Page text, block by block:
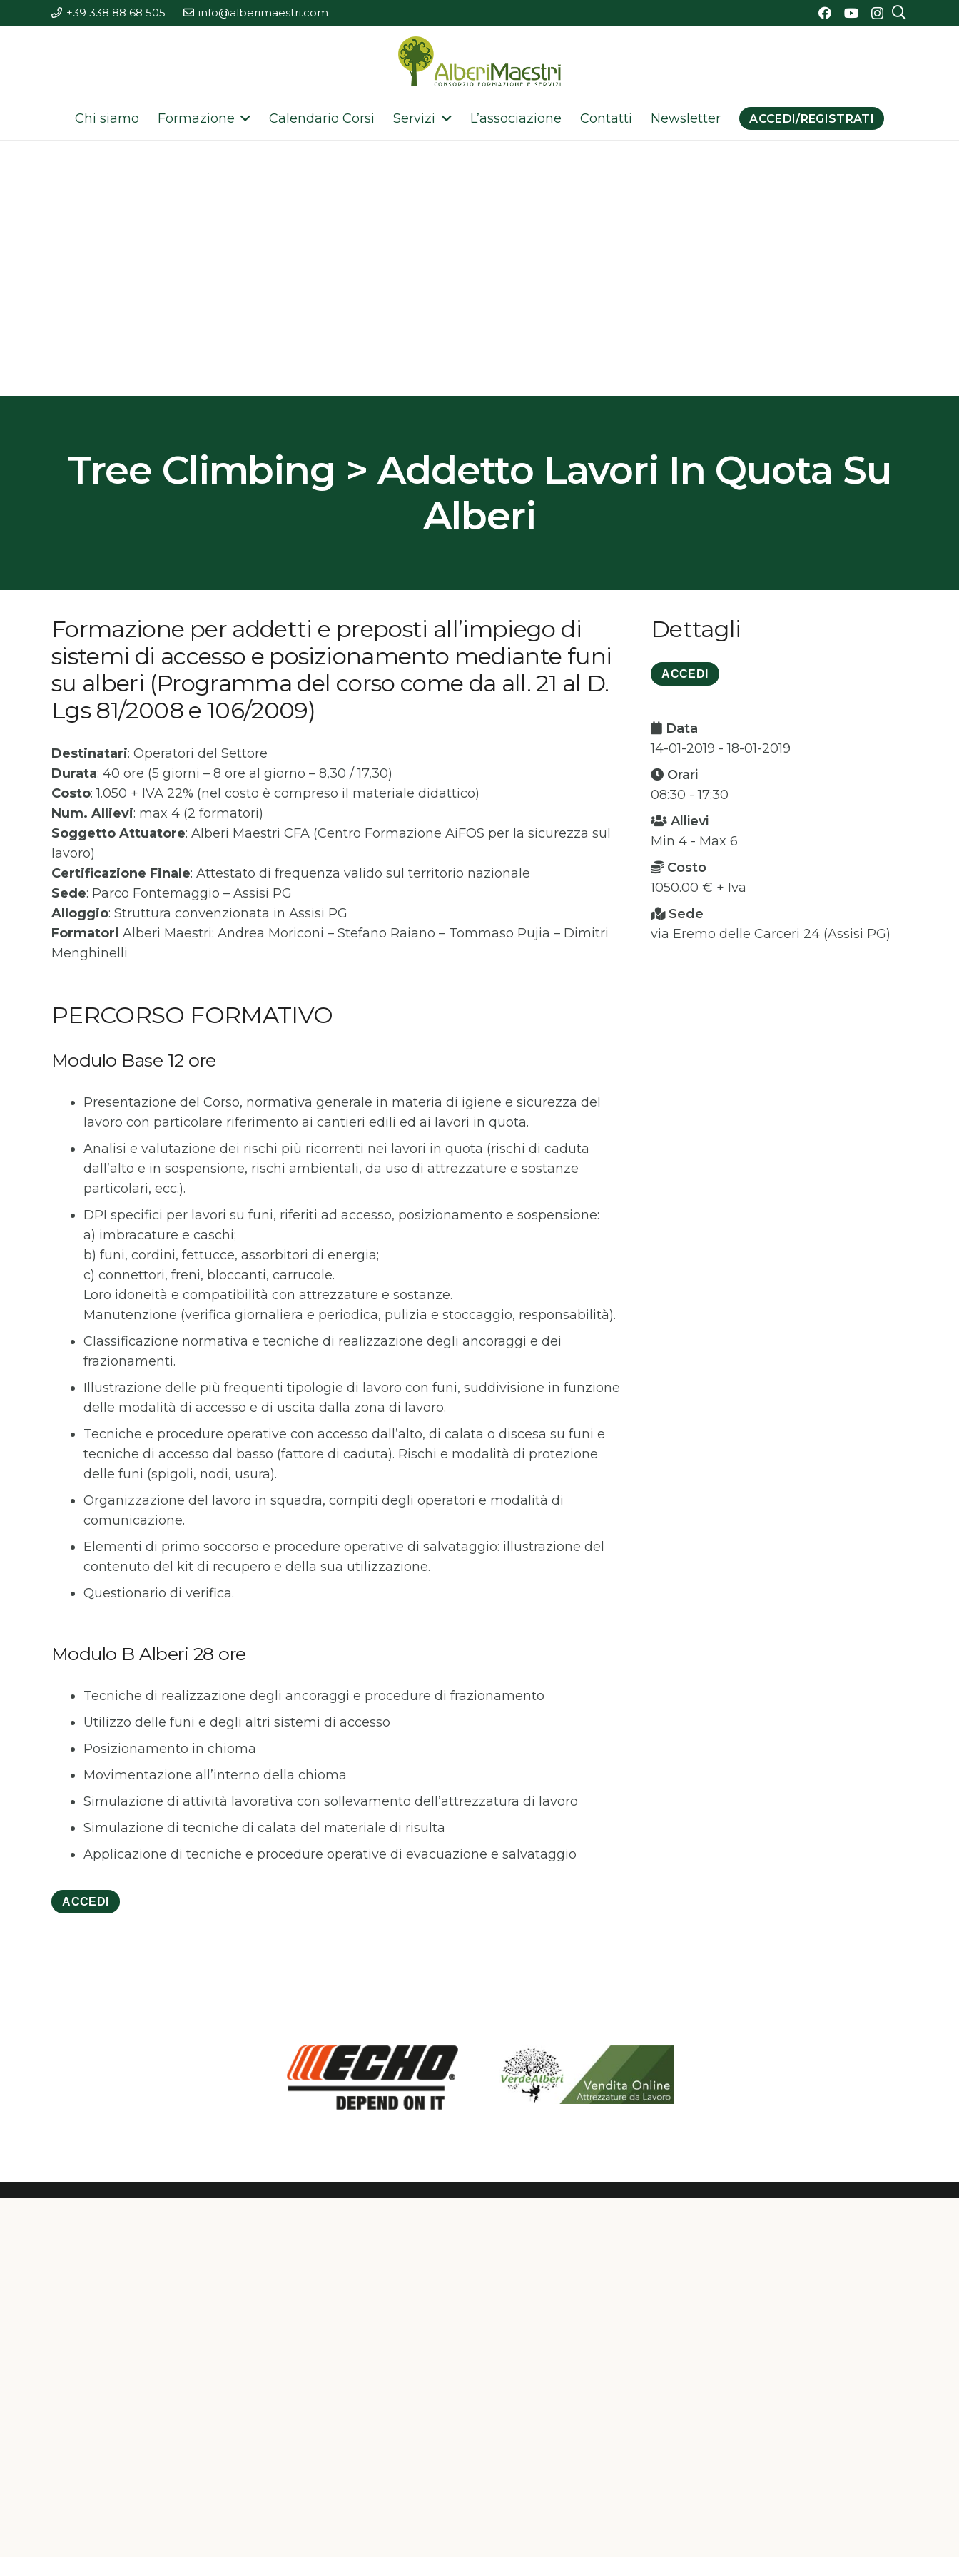
+39 338 88 68 505 info@alberimaestri.com
Chi siamo Formazione Calendario Corsi Servizi L’associazione Contatti Newsletter ACCEDI/REGISTRATI
Tree Climbing > Addetto Lavori In Quota Su
Alberi
Formazione per addetti e preposti all’impiego di
sistemi di accesso e posizionamento mediante funi
su alberi (Programma del corso come da all. 21 al D.
Lgs 81/2008 e 106/2009)
Destinatari: Operatori del Settore
Durata: 40 ore (5 giorni – 8 ore al giorno – 8,30 / 17,30)
Costo: 1.050 + IVA 22% (nel costo è compreso il materiale didattico)
Num. Allievi: max 4 (2 formatori)
Soggetto Attuatore: Alberi Maestri CFA (Centro Formazione AiFOS per la sicurezza sul
lavoro)
Certificazione Finale: Attestato di frequenza valido sul territorio nazionale
Sede: Parco Fontemaggio – Assisi PG
Alloggio: Struttura convenzionata in Assisi PG
Formatori Alberi Maestri: Andrea Moriconi – Stefano Raiano – Tommaso Pujia – Dimitri
Menghinelli
PERCORSO FORMATIVO
Modulo Base 12 ore
Presentazione del Corso, normativa generale in materia di igiene e sicurezza del
lavoro con particolare riferimento ai cantieri edili ed ai lavori in quota.
Analisi e valutazione dei rischi più ricorrenti nei lavori in quota (rischi di caduta
dall’alto e in sospensione, rischi ambientali, da uso di attrezzature e sostanze
particolari, ecc.).
DPI specifici per lavori su funi, riferiti ad accesso, posizionamento e sospensione:
a) imbracature e caschi;
b) funi, cordini, fettucce, assorbitori di energia;
c) connettori, freni, bloccanti, carrucole.
Loro idoneità e compatibilità con attrezzature e sostanze.
Manutenzione (verifica giornaliera e periodica, pulizia e stoccaggio, responsabilità).
Classificazione normativa e tecniche di realizzazione degli ancoraggi e dei
frazionamenti.
Illustrazione delle più frequenti tipologie di lavoro con funi, suddivisione in funzione
delle modalità di accesso e di uscita dalla zona di lavoro.
Tecniche e procedure operative con accesso dall’alto, di calata o discesa su funi e
tecniche di accesso dal basso (fattore di caduta). Rischi e modalità di protezione
delle funi (spigoli, nodi, usura).
Organizzazione del lavoro in squadra, compiti degli operatori e modalità di
comunicazione.
Elementi di primo soccorso e procedure operative di salvataggio: illustrazione del
contenuto del kit di recupero e della sua utilizzazione.
Questionario di verifica.
Modulo B Alberi 28 ore
Tecniche di realizzazione degli ancoraggi e procedure di frazionamento
Utilizzo delle funi e degli altri sistemi di accesso
Posizionamento in chioma
Movimentazione all’interno della chioma
Simulazione di attività lavorativa con sollevamento dell’attrezzatura di lavoro
Simulazione di tecniche di calata del materiale di risulta
Applicazione di tecniche e procedure operative di evacuazione e salvataggio
ACCEDI
Dettagli
ACCEDI
Data
14-01-2019 - 18-01-2019
Orari
08:30 - 17:30
Allievi
Min 4 - Max 6
Costo
1050.00 € + Iva
Sede
via Eremo delle Carceri 24 (Assisi PG)